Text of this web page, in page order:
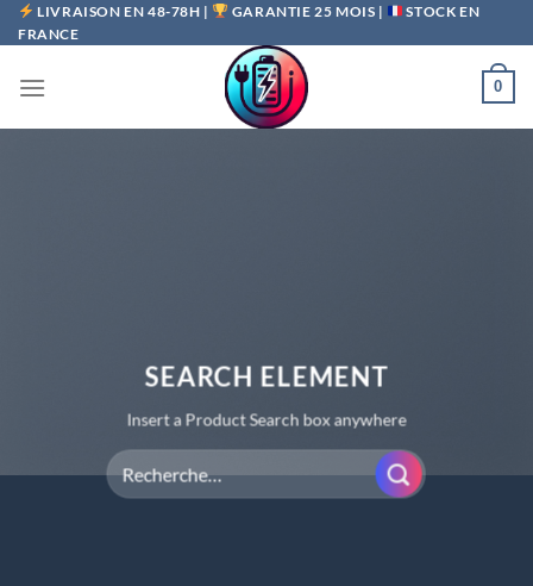
Passer
au
LIVRAISON EN 48-78H | GARANTIE 25 MOIS |
STOCK EN
FRANCE
0
SEARCH ELEMENT
Insert a Product Search box anywhere
Recherche
pour :